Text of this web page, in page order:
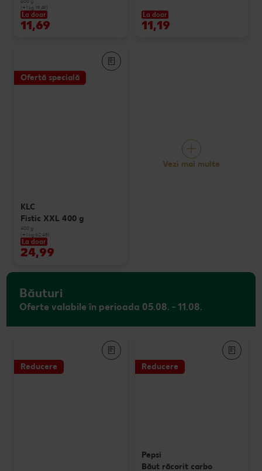
(=1 kg 19.49)
La doar
11,69
La doar
11,19
Ofertă specială
KLC
Fistic XXL 400 g
400 g
(=1 kg 62.48)
La doar
24,99
Vezi mai multe
Băuturi
Oferte valabile în perioada 05.08. - 11.08.
Reducere Reducere
Pepsi
Băut răcorit carbo